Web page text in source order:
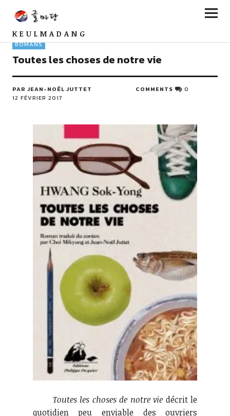
KEULMADANG
ROMANS
Toutes les choses de notre vie
PAR JEAN-NOËL JUTTET
12 FÉVRIER 2017
COMMENTS 0
Toutes les choses de notre vie décrit le
quotidien peu enviable des ouvriers